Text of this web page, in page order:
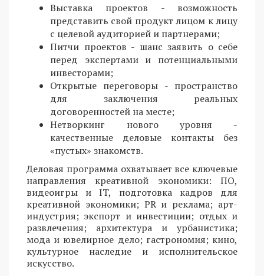
Выставка проектов - возможность
представить свой продукт лицом к лицу
с целевой аудиторией и партнерами;
Питчи проектов - шанс заявить о себе
перед экспертами и потенциальными
инвесторами;
Открытые переговоры - пространство
для заключения реальных
договоренностей на месте;
Нетворкинг нового уровня -
качественные деловые контакты без
«пустых» знакомств.
Деловая программа охватывает все ключевые
направления креативной экономики: ПО,
видеоигры и IT, подготовка кадров для
креативной экономики; PR и реклама; арт-
индустрия; экспорт и инвестиции; отдых и
развлечения; архитектура и урбанистика;
мода и ювелирное дело; гастрономия; кино,
культурное наследие и исполнительское
искусство.